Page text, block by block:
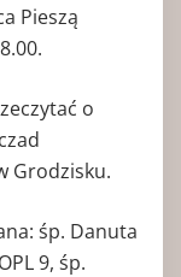
Pieszą
o
Grodzisku.
śp. Danuta
9, śp.